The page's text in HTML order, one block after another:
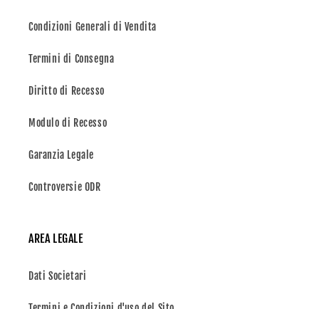
Condizioni Generali di Vendita
Termini di Consegna
Diritto di Recesso
Modulo di Recesso
Garanzia Legale
Controversie ODR
AREA LEGALE
Dati Societari